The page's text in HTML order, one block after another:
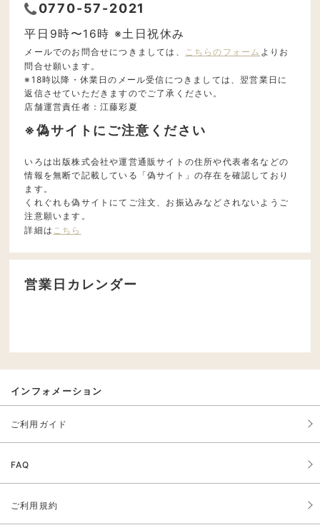
0770-57-2021
平日9時〜16時 ※土日祝休み
メールでのお問合せにつきましては、 こちらのフォーム よりお
問合せ願います。
※18時以降・休業日のメール受信につきましては、翌営業日に
返信させていただきますのでご了承ください。
店舗運営責任者：江藤彩夏
※偽サイトにご注意ください
いろは出版株式会社や運営通販サイトの住所や代表者名などの
情報を無断で記載している「偽サイト」の存在を確認しており
ます。
くれぐれも偽サイトにてご注文、お振込みなどされないようご
注意願います。
詳細は こちら
営業日カレンダー
インフォメーション
ご利用ガイド
FAQ
ご利用規約